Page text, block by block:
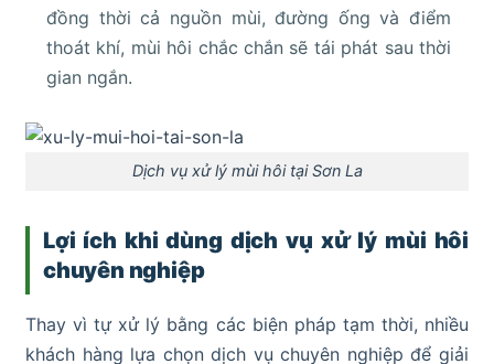
đồng thời cả nguồn mùi, đường ống và điểm
thoát khí, mùi hôi chắc chắn sẽ tái phát sau thời
gian ngắn.
Dịch vụ xử lý mùi hôi tại Sơn La
Lợi ích khi dùng dịch vụ xử lý mùi hôi
chuyên nghiệp
Thay vì tự xử lý bằng các biện pháp tạm thời, nhiều
khách hàng lựa chọn dịch vụ chuyên nghiệp để giải